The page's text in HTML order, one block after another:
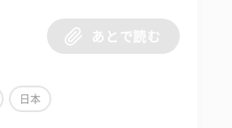
あとで読む
日本